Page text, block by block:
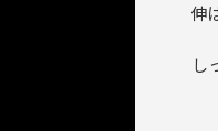
伸
し